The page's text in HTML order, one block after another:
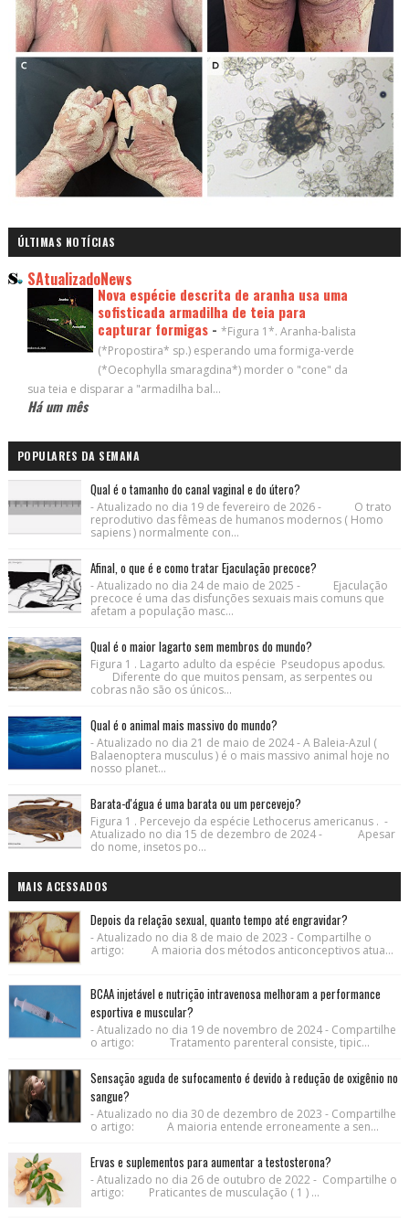
ÚLTIMAS NOTÍCIAS
SAtualizadoNews
Nova espécie descrita de aranha usa uma
sofisticada armadilha de teia para
capturar formigas - *Figura 1*. Aranha-balista
(*Propostira* sp.) esperando uma formiga-verde
(*Oecophylla smaragdina*) morder o "cone" da
sua teia e disparar a "armadilha bal...
Há um mês
POPULARES DA SEMANA
Qual é o tamanho do canal vaginal e do útero?
- Atualizado no dia 19 de fevereiro de 2026 - O trato
reprodutivo das fêmeas de humanos modernos ( Homo
sapiens ) normalmente con...
Afinal, o que é e como tratar Ejaculação precoce?
- Atualizado no dia 24 de maio de 2025 - Ejaculação
precoce é uma das disfunções sexuais mais comuns que
afetam a população masc...
Qual é o maior lagarto sem membros do mundo?
Figura 1 . Lagarto adulto da espécie Pseudopus apodus.
Diferente do que muitos pensam, as serpentes ou
cobras não são os únicos...
Qual é o animal mais massivo do mundo?
- Atualizado no dia 21 de maio de 2024 - A Baleia-Azul (
Balaenoptera musculus ) é o mais massivo animal hoje no
nosso planet...
Barata-d'água é uma barata ou um percevejo?
Figura 1 . Percevejo da espécie Lethocerus americanus . -
Atualizado no dia 15 de dezembro de 2024 - Apesar
do nome, insetos po...
MAIS ACESSADOS
Depois da relação sexual, quanto tempo até engravidar?
- Atualizado no dia 8 de maio de 2023 - Compartilhe o
artigo: A maioria dos métodos anticonceptivos atua...
BCAA injetável e nutrição intravenosa melhoram a performance
esportiva e muscular?
- Atualizado no dia 19 de novembro de 2024 - Compartilhe
o artigo: Tratamento parenteral consiste, tipic...
Sensação aguda de sufocamento é devido à redução de oxigênio no
sangue?
- Atualizado no dia 30 de dezembro de 2023 - Compartilhe
o artigo: A maioria entende erroneamente a sen...
Ervas e suplementos para aumentar a testosterona?
- Atualizado no dia 26 de outubro de 2022 - Compartilhe o
artigo: Praticantes de musculação ( 1 ) ...